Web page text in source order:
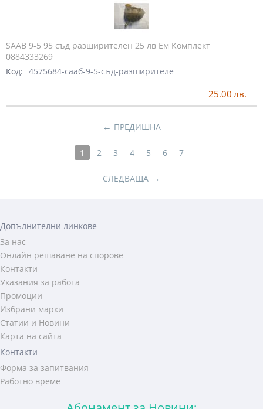
SAAB 9-5 95 съд разширителен 25 лв Ем Комплект
0884333269
Код: 4575684-сааб-9-5-съд-разширителе
25.00 лв.
← ПРЕДИШНА
1 2 3 4 5 6 7
СЛЕДВАЩА →
Допълнителни линкове
За нас
Онлайн решаване на спорове
Контакти
Указания за работа
Промоции
Избрани марки
Статии и Новини
Карта на сайта
Контакти
Форма за запитвания
Работно време